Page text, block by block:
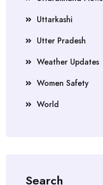
Uttarkashi
Utter Pradesh
Weather Updates
Women Safety
World
Search